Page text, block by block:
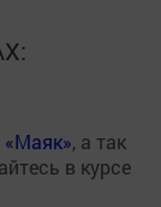
«Маяк», а так
в курсе